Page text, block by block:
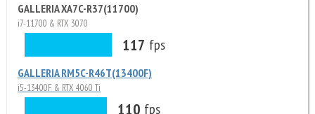
GALLERIA XA7C-R37(11700)
i7-11700 & RTX 3070
117 fps
GALLERIA RM5C-R46T(13400F)
i5-13400F & RTX 4060 Ti
110 fps